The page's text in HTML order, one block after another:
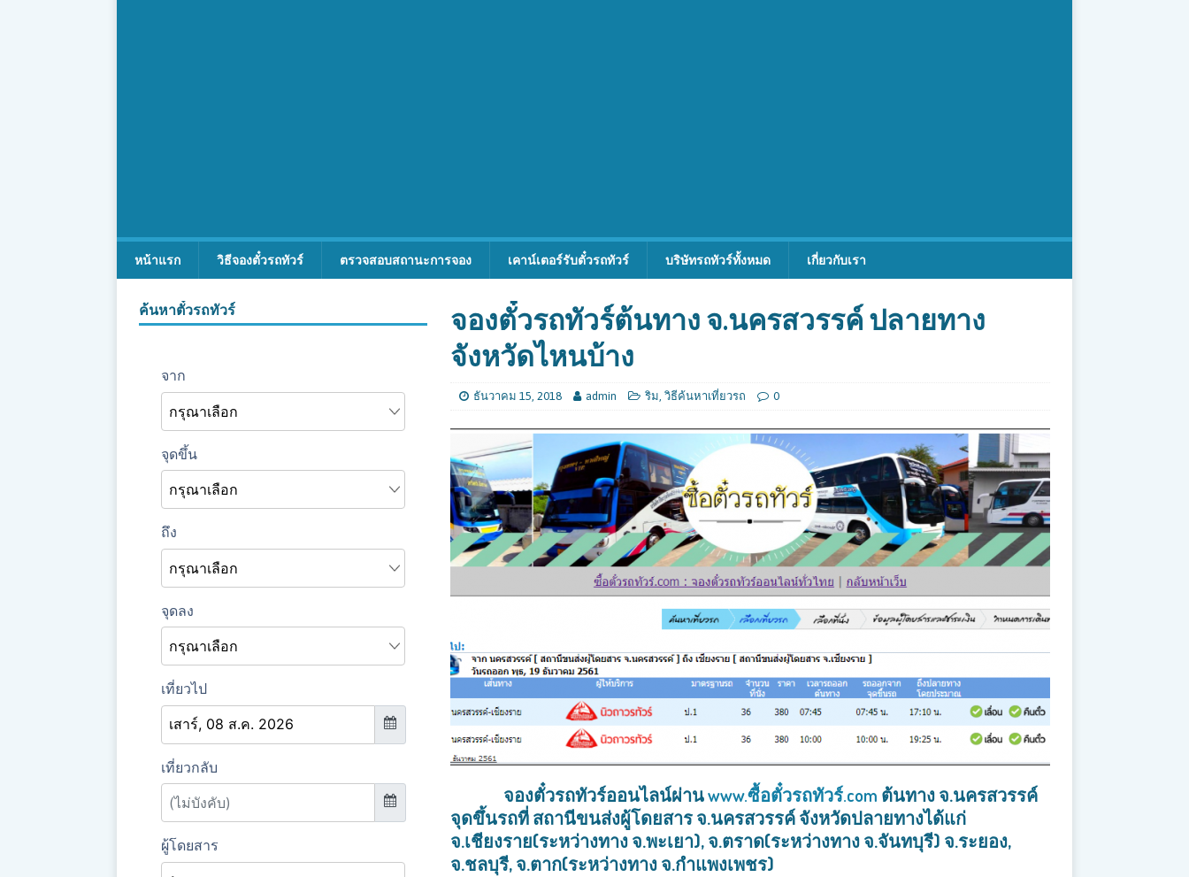
หน้าแรก วิธีจองตั๋วรถทัวร์ ตรวจสอบสถานะการจอง เคาน์เตอร์รับตั๋วรถทัวร์ บริษัทรถทัวร์ทั้งหมด เกี่ยวกับเรา
จองตั๋วรถทัวร์ต้นทาง จ.นครสวรรค์ ปลายทาง
จังหวัดไหนบ้าง
ธันวาคม 15, 2018 admin ริม, วิธีค้นหาเที่ยวรถ 0
จองตั๋วรถทัวร์ออนไลน์ผ่านwww.ซื้อตั๋วรถทัวร์.com ต้นทาง จ.นครสวรรค์
จุดขึ้นรถที่ สถานีขนส่งผู้โดยสาร จ.นครสวรรค์ จังหวัดปลายทางได้แก่
จ.เชียงราย(ระหว่างทาง จ.พะเยา), จ.ตราด(ระหว่างทาง จ.จันทบุรี) จ.ระยอง,
จ.ชลบุรี, จ.ตาก(ระหว่างทาง จ.กำแพงเพชร)
ค้นหาตั๋วรถทัวร์